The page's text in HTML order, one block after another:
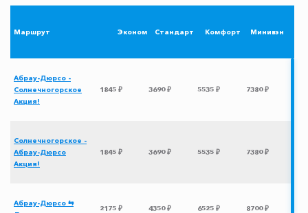
Маршрут Эконом Стандарт Комфорт Минивэн
Абрау-Дюрсо -
Солнечногорское
Акция!
1845 ₽ 3690 ₽ 5535 ₽ 7380 ₽
Солнечногорское -
Абрау-Дюрсо
Акция!
1845 ₽ 3690 ₽ 5535 ₽ 7380 ₽
Абрау-Дюрсо ⇆
2175 ₽ 4350 ₽ 6525 ₽ 8700 ₽